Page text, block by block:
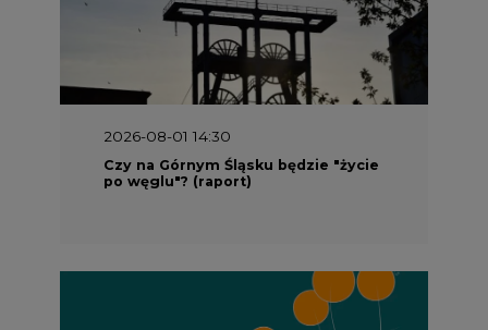
2026-08-01 14:30
Czy na Górnym Śląsku będzie "życie
po węglu"? (raport)